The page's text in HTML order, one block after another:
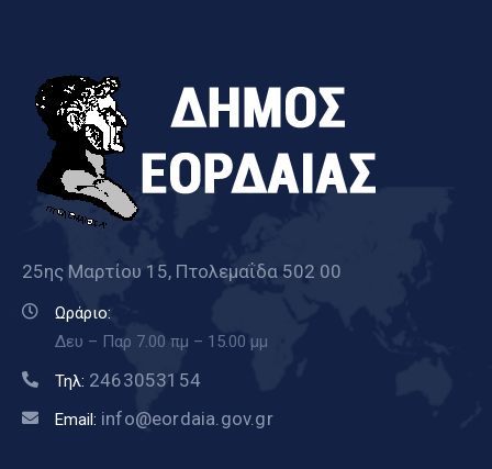
25ης Μαρτίου 15, Πτολεμαΐδα 502 00
Ωράριο:
Δευ – Παρ 7.00 πμ – 15.00 μμ
Τηλ: 2463053154
Email: info@eordaia.gov.gr